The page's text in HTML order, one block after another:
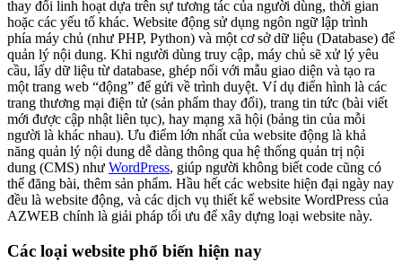
thay đổi linh hoạt dựa trên sự tương tác của người dùng, thời gian
hoặc các yếu tố khác. Website động sử dụng ngôn ngữ lập trình
phía máy chủ (như PHP, Python) và một cơ sở dữ liệu (Database) để
quản lý nội dung. Khi người dùng truy cập, máy chủ sẽ xử lý yêu
cầu, lấy dữ liệu từ database, ghép nối với mẫu giao diện và tạo ra
một trang web “động” để gửi về trình duyệt. Ví dụ điển hình là các
trang thương mại điện tử (sản phẩm thay đổi), trang tin tức (bài viết
mới được cập nhật liên tục), hay mạng xã hội (bảng tin của mỗi
người là khác nhau). Ưu điểm lớn nhất của website động là khả
năng quản lý nội dung dễ dàng thông qua hệ thống quản trị nội
dung (CMS) như WordPress, giúp người không biết code cũng có
thể đăng bài, thêm sản phẩm. Hầu hết các website hiện đại ngày nay
đều là website động, và các dịch vụ thiết kế website WordPress của
AZWEB chính là giải pháp tối ưu để xây dựng loại website này.
Các loại website phổ biến hiện nay